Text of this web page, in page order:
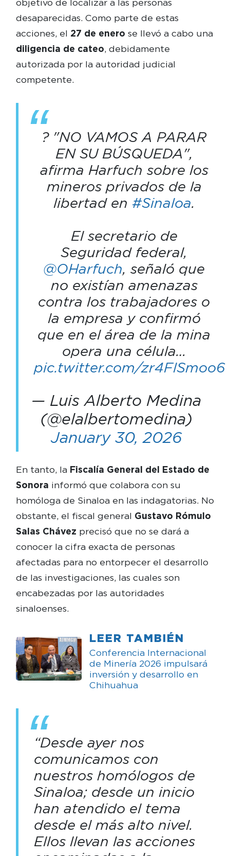
desaparecidas. Como parte de estas
acciones, el 27 de enero se llevó a cabo una
diligencia de cateo, debidamente
autorizada por la autoridad judicial
competente.
? "NO VAMOS A PARAR
EN SU BÚSQUEDA",
afirma Harfuch sobre los
mineros privados de la
libertad en #Sinaloa.
El secretario de
Seguridad federal,
@OHarfuch, señaló que
no existían amenazas
contra los trabajadores o
la empresa y confirmó
que en el área de la mina
opera una célula…
pic.twitter.com/zr4FlSmoo6
— Luis Alberto Medina
(@elalbertomedina)
January 30, 2026
En tanto, la Fiscalía General del Estado de
Sonora informó que colabora con su
homóloga de Sinaloa en las indagatorias. No
obstante, el fiscal general Gustavo Rómulo
Salas Chávez precisó que no se dará a
conocer la cifra exacta de personas
afectadas para no entorpecer el desarrollo
de las investigaciones, las cuales son
encabezadas por las autoridades
sinaloenses.
LEER TAMBIÉN
Conferencia Internacional
de Minería 2026 impulsará
inversión y desarrollo en
Chihuahua
“Desde ayer nos
comunicamos con
nuestros homólogos de
Sinaloa; desde un inicio
han atendido el tema
desde el más alto nivel.
Ellos llevan las acciones